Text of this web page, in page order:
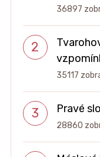
36897
35117
Pravé
28860